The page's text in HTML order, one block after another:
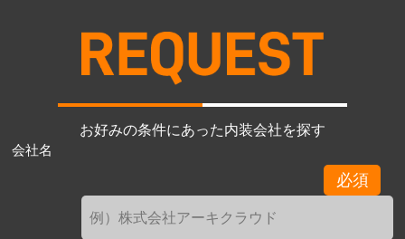
お好みの条件にあった内装会社を探す
会社名
必須